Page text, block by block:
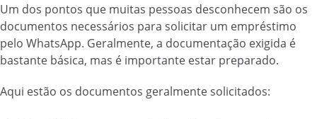
Um dos pontos que muitas pessoas desconhecem são os
documentos necessários para solicitar um empréstimo
pelo WhatsApp. Geralmente, a documentação exigida é
bastante básica, mas é importante estar preparado.
Aqui estão os documentos geralmente solicitados: